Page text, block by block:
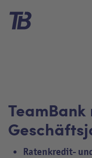
Ratenkredit-